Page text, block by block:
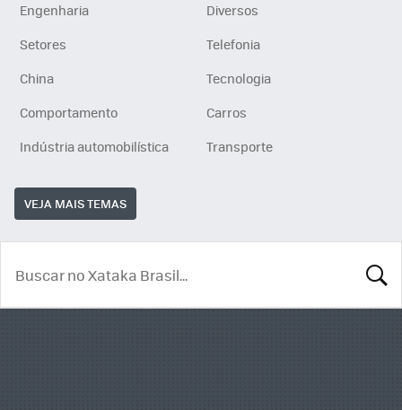
Engenharia
Diversos
Setores
Telefonia
China
Tecnologia
Comportamento
Carros
Indústria automobilística
Transporte
VEJA MAIS TEMAS